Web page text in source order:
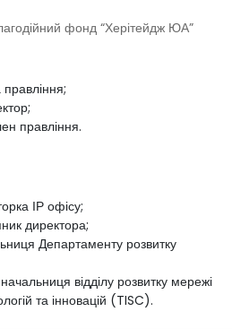
фонд “Херітейдж ЮА”
правління.
ІР офісу;
директора;
Департаменту розвитку
відділу розвитку мережі
та інновацій (TISC).